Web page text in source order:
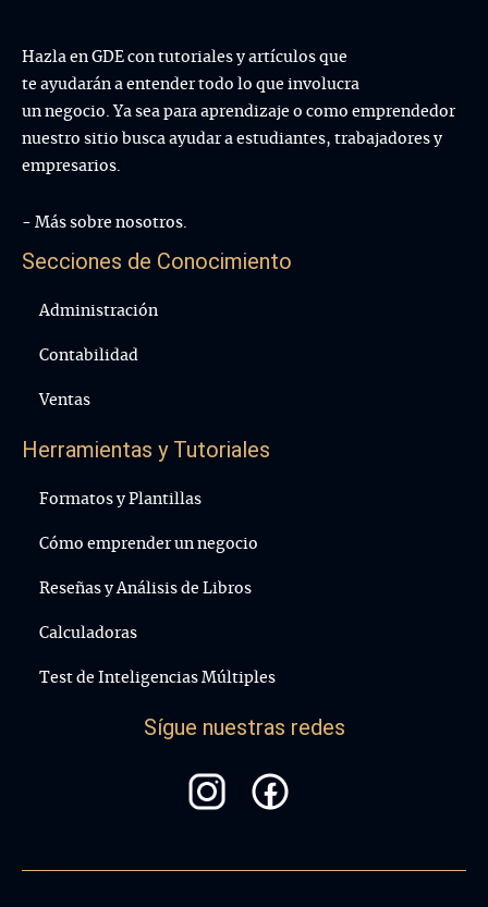
Hazla en GDE con tutoriales y artículos que
te ayudarán a entender todo lo que involucra
un negocio. Ya sea para aprendizaje o como emprendedor
nuestro sitio busca ayudar a estudiantes, trabajadores y
empresarios.
- Más sobre nosotros.
Secciones de Conocimiento
Administración
Contabilidad
Ventas
Herramientas y Tutoriales
Formatos y Plantillas
Cómo emprender un negocio
Reseñas y Análisis de Libros
Calculadoras
Test de Inteligencias Múltiples
Sígue nuestras redes